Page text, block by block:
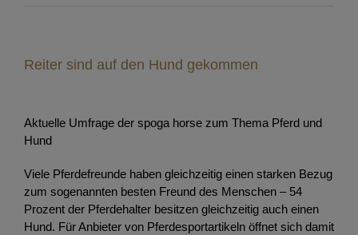
Reiter sind auf den Hund gekommen
Aktuelle Umfrage der spoga horse zum Thema Pferd und
Hund
Viele Pferdefreunde haben gleichzeitig einen starken Bezug
zum sogenannten besten Freund des Menschen – 54
Prozent der Pferdehalter besitzen gleichzeitig auch einen
Hund. Für Anbieter von Pferdesportartikeln öffnet sich damit